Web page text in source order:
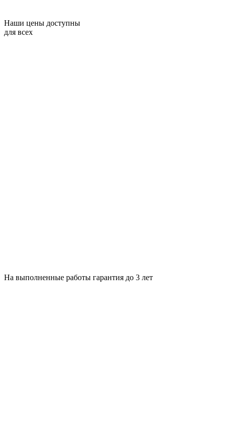
Наши цены доступны
для всех
На выполненные работы гарантия до 3 лет